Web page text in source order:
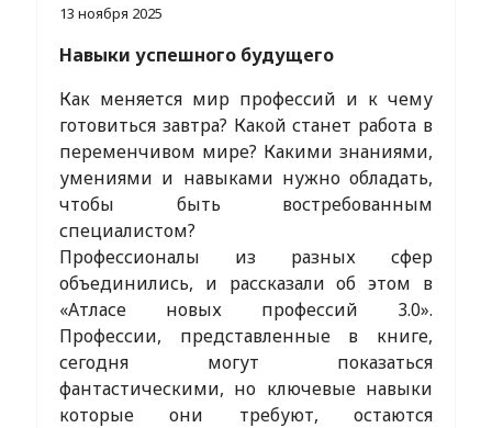
13 ноября 2025
Навыки успешного будущего
Как меняется мир профессий и к чему
готовиться завтра? Какой станет работа в
переменчивом мире? Какими знаниями,
умениями и навыками нужно обладать,
чтобы быть востребованным
специалистом?
Профессионалы из разных сфер
объединились, и рассказали об этом в
«Атласе новых профессий 3.0».
Профессии, представленные в книге,
сегодня могут показаться
фантастическими, но ключевые навыки
которые они требуют, остаются